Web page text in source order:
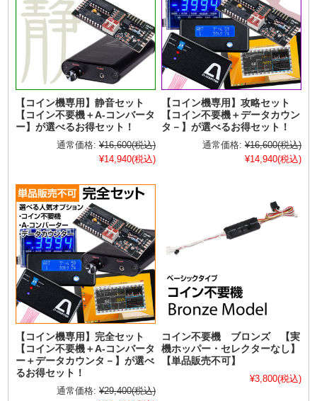
【コイン機専用】静音セット
【コイン不要機＋A-コンバータ
ー】が選べるお得セット！
通常価格: ¥16,600(税込)
¥14,940(税込)
【コイン機専用】攻略セット
【コイン不要機＋データカウン
タ－】が選べるお得セット！
通常価格: ¥16,600(税込)
¥14,940(税込)
【コイン機専用】完全セット
【コイン不要機＋A-コンバータ
ー＋データカウンタ－】が選べ
るお得セット！
通常価格: ¥29,400(税込)
コイン不要機 ブロンズ 【実
機ホッパー・セレクターなし】
【単品販売不可】
¥3,800(税込)